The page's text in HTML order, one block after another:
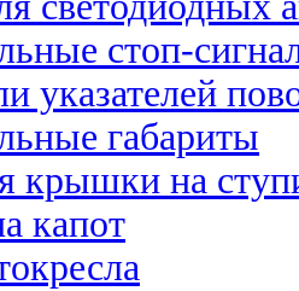
стоп-
указателей
габариты
крышки на
капот